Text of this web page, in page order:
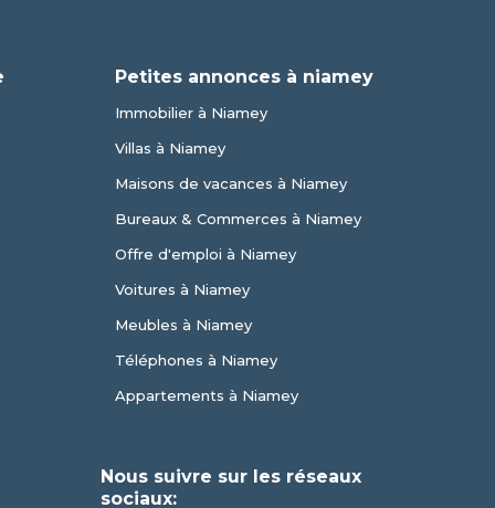
Petites annonces à niamey
Immobilier à Niamey
Villas à Niamey
Maisons de vacances à Niamey
Bureaux & Commerces à Niamey
Offre d'emploi à Niamey
Voitures à Niamey
Meubles à Niamey
Téléphones à Niamey
Appartements à Niamey
Nous suivre sur les réseaux
sociaux: